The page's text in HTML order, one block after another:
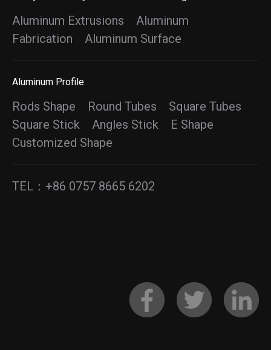
Aluminum Extrusions
Aluminum
Fabrication
Aluminum Surface
Aluminum Profile
Rods Shape Round Tubes Square Tubes
Square Stick Angles Stick E Shape
Customized Shape
TEL：+86 0757 8665 6202